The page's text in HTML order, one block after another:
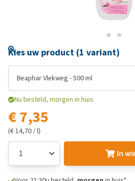
Kies uw product (1 variant)
Beaphar Vlekweg - 500 ml
Nu besteld, morgen in huis
€ 7,35
(€ 14,70 / l)
In